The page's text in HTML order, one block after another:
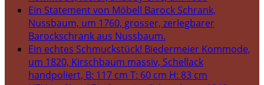
Ein Statement von Möbel! Barock Schrank,
Nussbaum, um 1760, grosser, zerlegbarer
Barockschrank aus Nussbaum.
Ein echtes Schmuckstück! Biedermeier Kommode,
um 1820, Kirschbaum massiv, Schellack
handpoliert, B: 117 cm T: 60 cm H: 83 cm